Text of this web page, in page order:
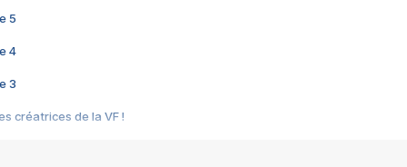
5
4
3
créatrices de la VF !